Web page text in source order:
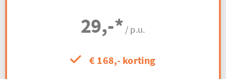
29,-* / p.u.
€ 168,- korting